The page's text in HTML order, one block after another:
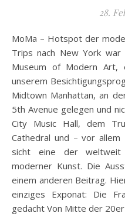
28.
MoMa – Hotspot der modernen Kunst Während unseres
Trips nach New York war
Museum of Modern Art,
unserem
Midtown Manhattan, an
5th Avenue gelegen und
City Music Hall, dem
Cathedral und – vor allem
sicht eine der weltweit
moderner Kunst. Die
einem anderen Beitrag.
einziges Exponat: Die
gedacht Von Mitte der